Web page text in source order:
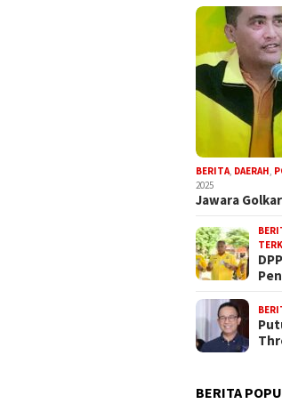
BERITA DAERAH
2025
Jawara
BERITA